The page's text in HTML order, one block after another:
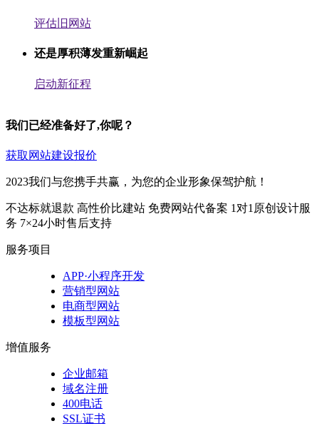
评估旧网站
还是厚积薄发重新崛起
启动新征程
我们已经准备好了,你呢？
获取网站建设报价
2023我们与您携手共赢，为您的企业形象保驾护航！
不达标就退款 高性价比建站 免费网站代备案 1对1原创设计服
务 7×24小时售后支持
服务项目
APP·小程序开发
营销型网站
电商型网站
模板型网站
增值服务
企业邮箱
域名注册
400电话
SSL证书